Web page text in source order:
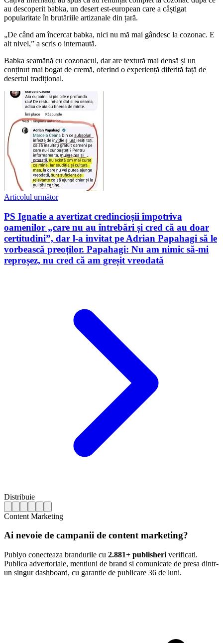
au descoperit babka, un desert est-european care a câștigat
popularitate în brutăriile artizanale din țară.
„De când am încercat babka, nici nu mă mai gândesc la cozonac. E
alt nivel,” a scris o internaută.
Babka seamănă cu cozonacul, dar are textură mai densă și un
conținut mai bogat de cremă, oferind o experiență diferită față de
desertul tradițional.
Articolul următor
PS Ignatie a avertizat credincioșii împotriva
oamenilor „care nu au întrebări și cred că au doar
certitudini”, dar l-a invitat pe Adrian Papahagi să le
vorbească preoților. Papahagi: Nu am nimic să-mi
reproșez, nu cred că am greșit vreodată
Distribuie
Content Marketing
Ai nevoie de campanii de content marketing?
Publyo conecteaza brandurile cu 2.881+ publisheri verificati.
Publica advertoriale, mentiuni de brand si comunicate de presa dintr-
un singur dashboard, cu garantie de publicare 36 de luni.